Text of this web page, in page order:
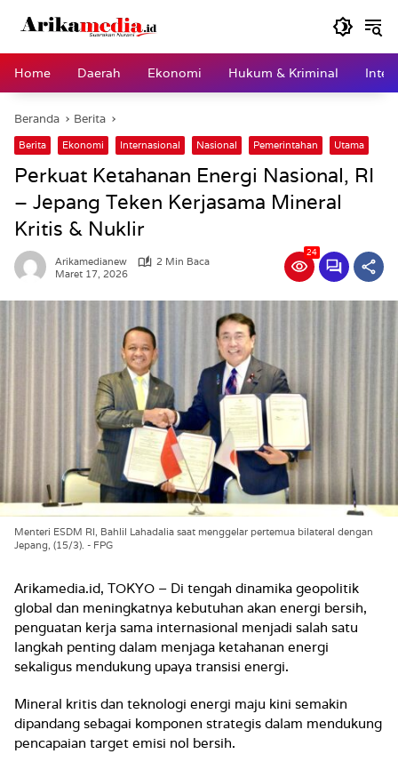
Home
Daerah Ekonomi Hukum & Kriminal
Beranda Berita
Berita Ekonomi Internasional Nasional Pemerintahan Utama
Perkuat Ketahanan Energi Nasional, RI
– Jepang Teken Kerjasama Mineral
Kritis & Nuklir
Arikamedianew
2 Min Baca
Maret 17, 2026
24
Menteri ESDM RI, Bahlil Lahadalia saat menggelar pertemua bilateral dengan
Jepang, (15/3). - FPG
Arikamedia.id, TOKYO – Di tengah dinamika geopolitik
global dan meningkatnya kebutuhan akan energi bersih,
penguatan kerja sama internasional menjadi salah satu
langkah penting dalam menjaga ketahanan energi
sekaligus mendukung upaya transisi energi.
Mineral kritis dan teknologi energi maju kini semakin
dipandang sebagai komponen strategis dalam mendukung
pencapaian target emisi nol bersih.